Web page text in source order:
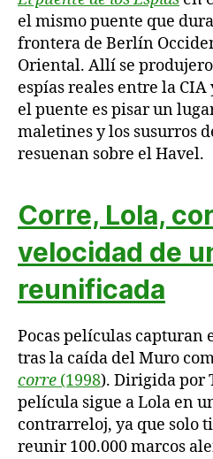
el mismo puente que
frontera de Berlín
Oriental. Allí se
espías reales entre la CIA
el puente es pisar un
maletines y los susurros
resuenan sobre el Havel.
Corre, Lola,
velocidad de
reunificada
Pocas películas
tras la caída del Muro
corre (1998). Dirigida por
película sigue a Lola en
contrarreloj, ya que solo
reunir 100.000 marcos